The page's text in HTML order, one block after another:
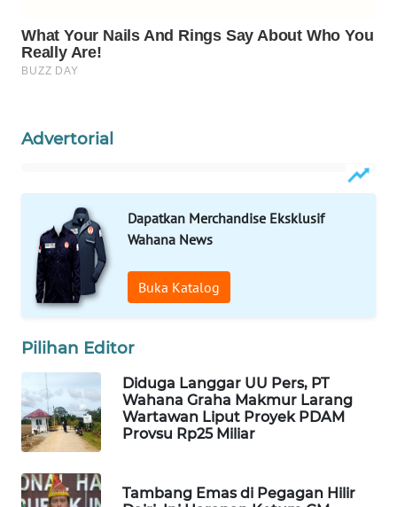
Advertorial
Dapatkan Merchandise Eksklusif
Wahana News
Buka Katalog
Pilihan Editor
Diduga Langgar UU Pers, PT
Wahana Graha Makmur Larang
Wartawan Liput Proyek PDAM
Provsu Rp25 Miliar
Tambang Emas di Pegagan Hilir
WAHANANEWS
WAHANANEWS
SPORT
WAHANA
UMKM
SELEB
WAHANA
PERSONA
OTOMOTIF